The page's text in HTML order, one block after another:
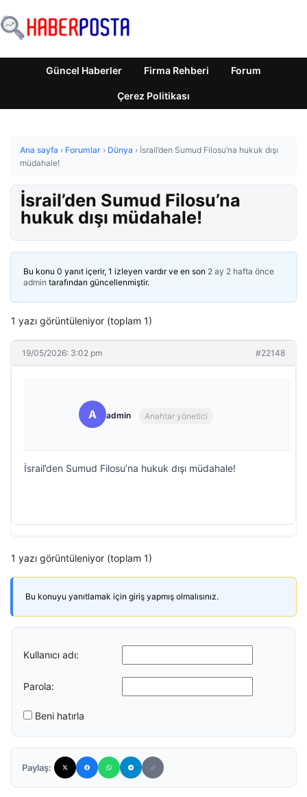
Güncel Haberler Firma Rehberi Forum
Çerez Politikası
Ana sayfa › Forumlar › Dünya › İsrail’den Sumud Filosu’na hukuk dışı
müdahale!
İsrail’den Sumud Filosu’na
hukuk dışı müdahale!
Bu konu 0 yanıt içerir, 1 izleyen vardır ve en son 2 ay 2 hafta önce
admin tarafından güncellenmiştir.
1 yazı görüntüleniyor (toplam 1)
19/05/2026: 3:02 pm #22148
A admin Anahtar yönetici
İsrail’den Sumud Filosu’na hukuk dışı müdahale!
1 yazı görüntüleniyor (toplam 1)
Bu konuyu yanıtlamak için giriş yapmış olmalısınız.
Kullanıcı adı:
Parola:
Beni hatırla
Paylaş: